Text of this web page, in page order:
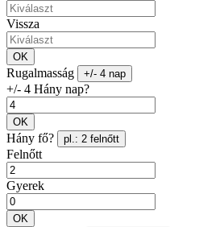
Vissza
OK
Rugalmasság +/- 4 nap
+/- 4 Hány nap?
OK
Hány fő? pl.: 2 felnőtt
Felnőtt
Gyerek
OK